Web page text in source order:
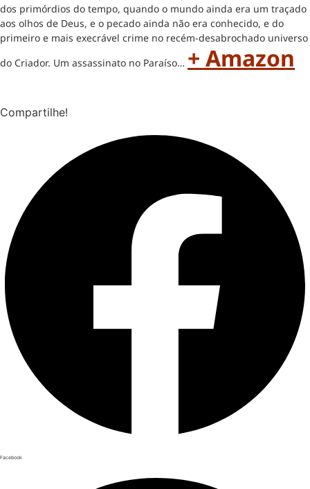
dos primórdios do tempo, quando o mundo ainda era um traçado
aos olhos de Deus, e o pecado ainda não era conhecido, e do
primeiro e mais execrável crime no recém-desabrochado universo
do Criador. Um assassinato no Paraíso… + Amazon
Compartilhe!
Facebook